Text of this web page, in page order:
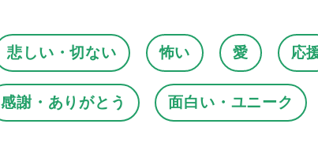
悲しい・切ない 怖い 愛 応
感謝・ありがとう 面白い・ユニーク